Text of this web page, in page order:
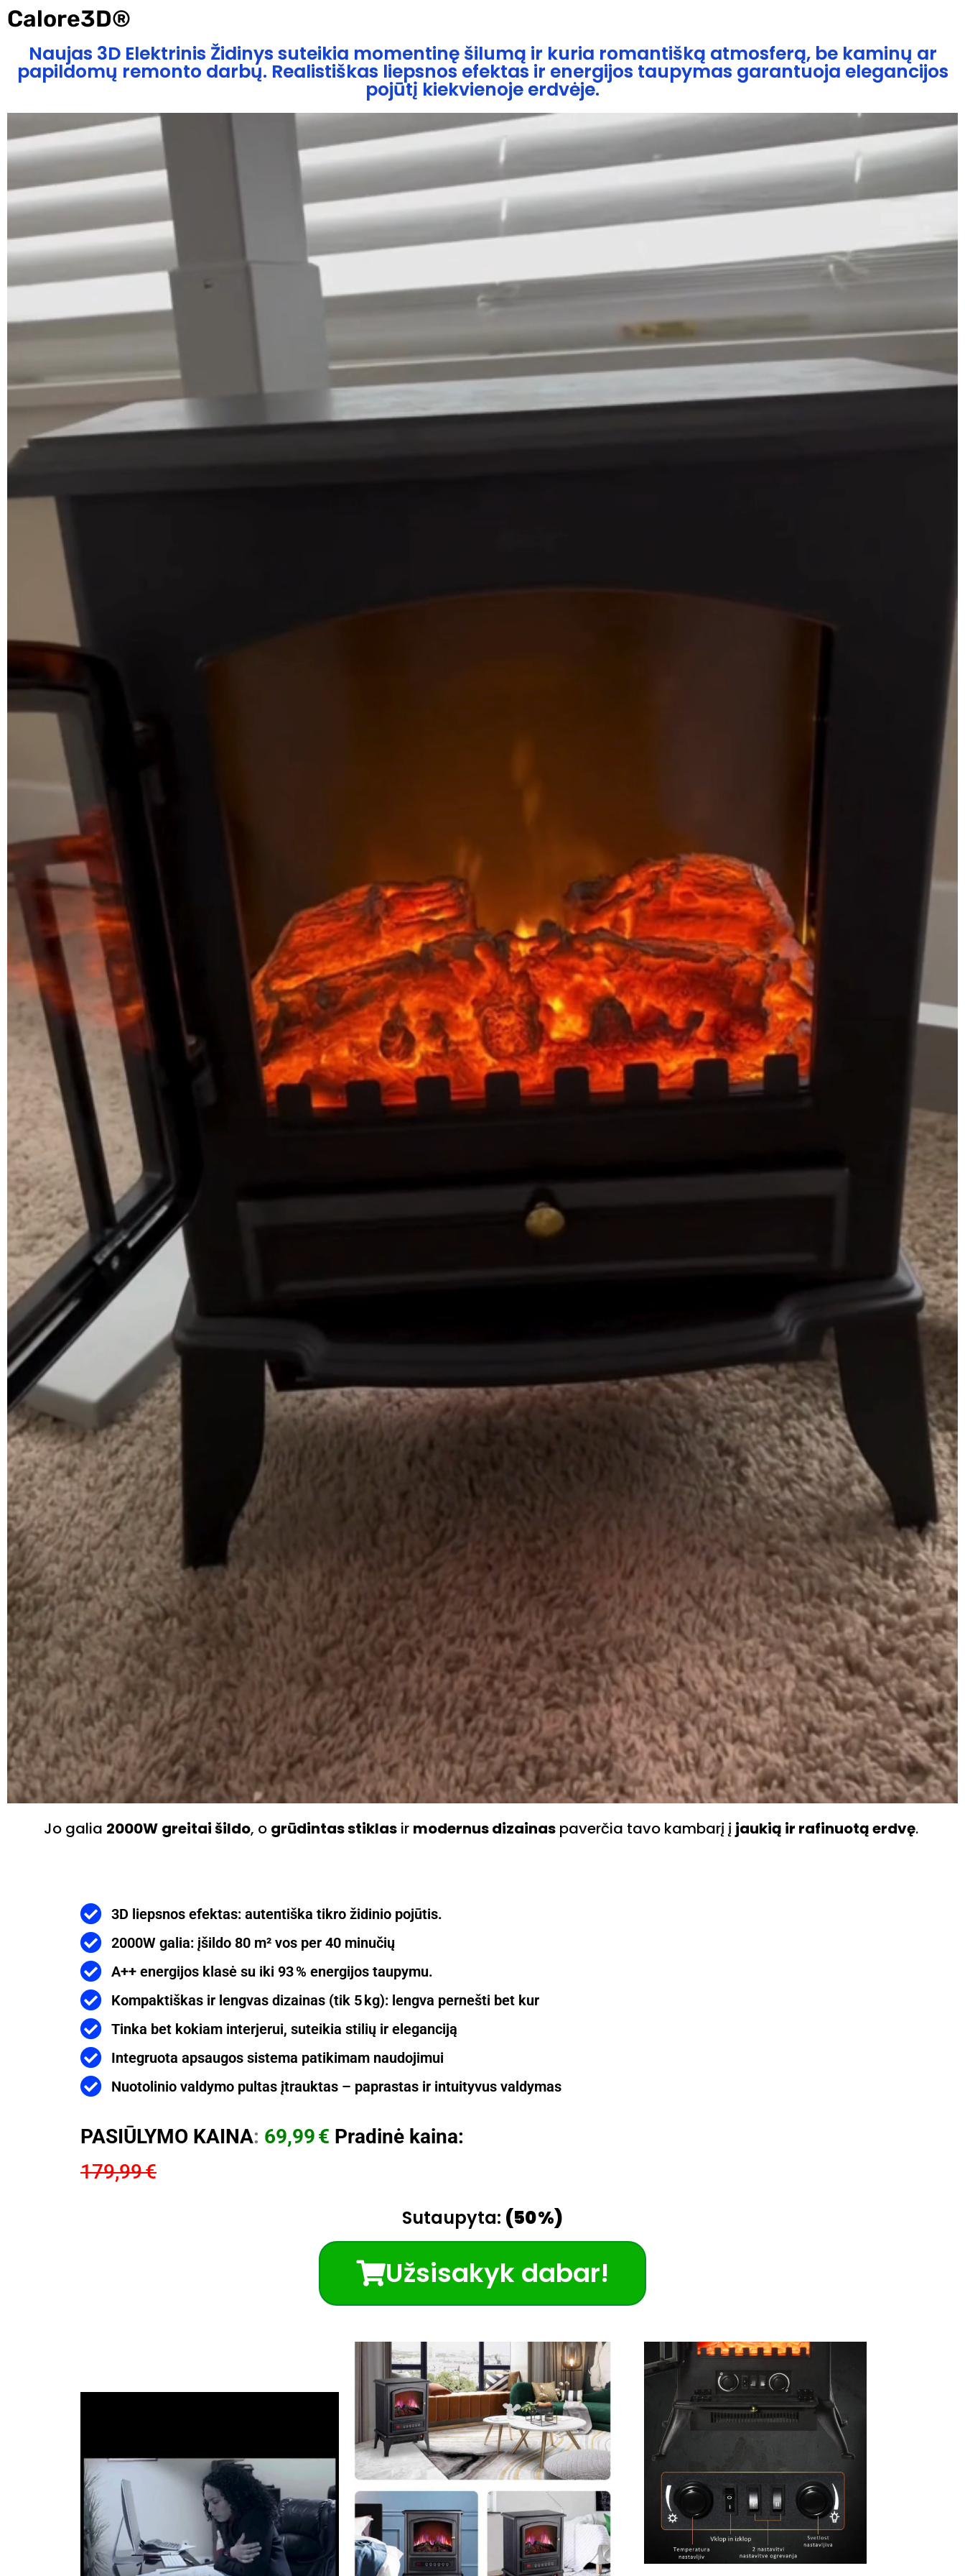
Calore3D®️
Naujas 3D Elektrinis Židinys suteikia momentinę šilumą ir kuria romantišką atmosferą, be kaminų ar
papildomų remonto darbų. Realistiškas liepsnos efektas ir energijos taupymas garantuoja elegancijos
pojūtį kiekvienoje erdvėje.
Jo galia 2000W greitai šildo, o grūdintas stiklasir modernus dizainaspaverčia tavo kambarį į jaukią ir rafinuotą erdvę.
3D liepsnos efektas: autentiška tikro židinio pojūtis.
2000W galia: įšildo 80 m² vos per 40 minučių
A++ energijos klasė su iki 93 % energijos taupymu.
Kompaktiškas ir lengvas dizainas (tik 5 kg): lengva pernešti bet kur
Tinka bet kokiam interjerui, suteikia stilių ir eleganciją
Integruota apsaugos sistema patikimam naudojimui
Nuotolinio valdymo pultas įtrauktas – paprastas ir intuityvus valdymas
PASIŪLYMO KAINA: 69,99 € Pradinė kaina:
179,99 €
Sutaupyta: (50 %)
Užsisakyk dabar!